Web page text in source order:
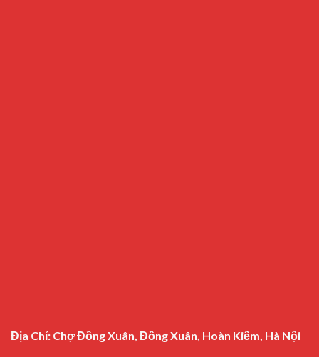
Địa Chỉ: Chợ Đồng Xuân, Đồng Xuân, Hoàn Kiếm, Hà Nội